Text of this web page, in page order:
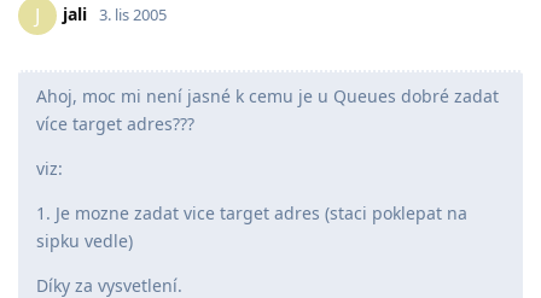
J jali 3. lis 2005
Ahoj, moc mi není jasné k cemu je u Queues dobré zadat
více target adres???
viz:
1. Je mozne zadat vice target adres (staci poklepat na
sipku vedle)
Díky za vysvetlení.